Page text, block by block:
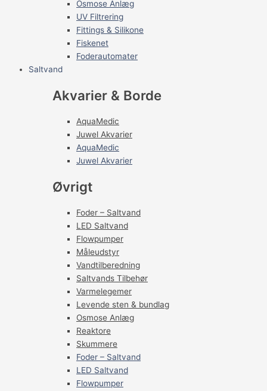
Osmose Anlæg
UV Filtrering
Fittings & Silikone
Fiskenet
Foderautomater
Saltvand
Akvarier & Borde
AquaMedic
Juwel Akvarier
AquaMedic
Juwel Akvarier
Øvrigt
Foder – Saltvand
LED Saltvand
Flowpumper
Måleudstyr
Vandtilberedning
Saltvands Tilbehør
Varmelegemer
Levende sten & bundlag
Osmose Anlæg
Reaktore
Skummere
Foder – Saltvand
LED Saltvand
Flowpumper